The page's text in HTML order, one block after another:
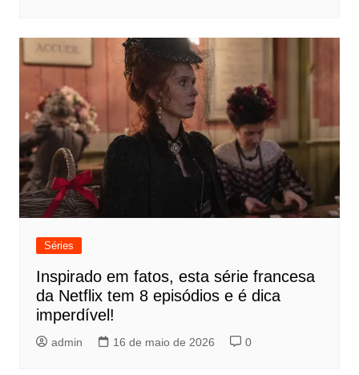
Séries
Inspirado em fatos, esta série francesa
da Netflix tem 8 episódios e é dica
imperdível!
admin 16 de maio de 2026 0